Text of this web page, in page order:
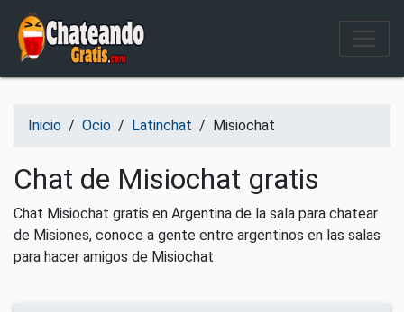
Salir del contenido
Inicio / Ocio / Latinchat / Misiochat
Chat de Misiochat gratis
Chat Misiochat gratis en Argentina de la sala para chatear
de Misiones, conoce a gente entre argentinos en las salas
para hacer amigos de Misiochat